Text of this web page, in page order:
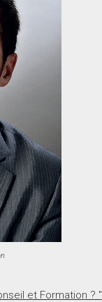
et Formation ? "